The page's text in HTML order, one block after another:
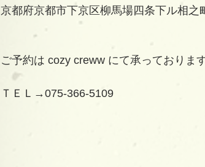
京都府京都市下京区柳馬場四条下ル相之
ご予約は cozy creww にて承っておりま
ＴＥＬ→075-366-5109